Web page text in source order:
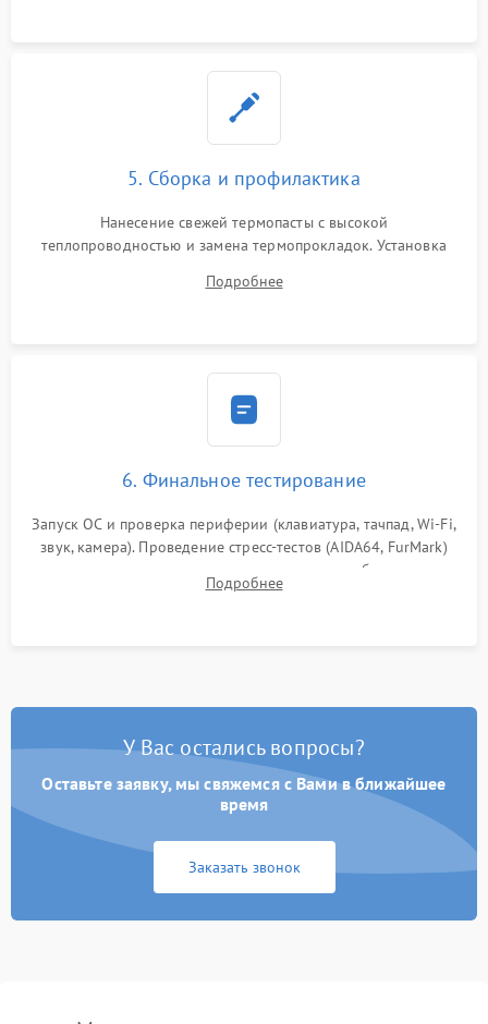
5. Сборка и профилактика
Нанесение свежей термопасты с высокой
теплопроводностью и замена термопрокладок. Установка
шлейфов, модулей памяти и накопителей. Предварительная
Подробнее
6. Финальное тестирование
Запуск ОС и проверка периферии (клавиатура, тачпад, Wi-Fi,
звук, камера). Проведение стресс-тестов (AIDA64, FurMark)
для контроля температурного режима и стабильности
системы под пиковой нагрузкой.
Подробнее
У Вас остались вопросы?
Оставьте заявку, мы свяжемся с Вами в ближайшее
время
Заказать звонок